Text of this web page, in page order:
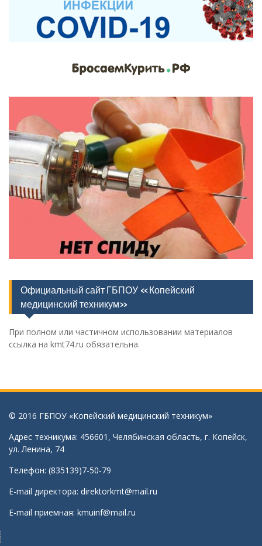
Официальный сайт ГБПОУ «Копейский
медицинский техникум»
При полном или частичном использовании материалов
ссылка на kmt74.ru обязательна.
© 2016 ГБПОУ «Копейский медицинский техникум»
Адрес техникума: 456601, Челябинская область, г. Копейск,
ул. Ленина, 74
Телефон: (835139)7-50-79
E-mail директора: direktorkmt@mail.ru
E-mail приемная: kmuinf@mail.ru